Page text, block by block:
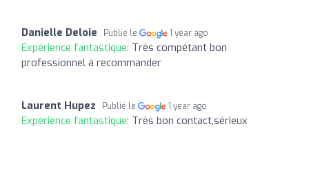
Danielle Deloie Publié le 1 year ago
Expérience fantastique: Très compétant bon
professionnel à recommander
Laurent Hupez Publié le 1 year ago
Expérience fantastique: Très bon contact,sérieux